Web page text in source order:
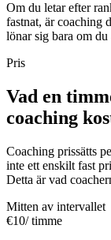
Om du letar efter
fastnat, är coaching
lönar sig bara om du
Pris
Vad en
coaching
Coaching prissätts
inte ett enskilt fast
Detta är vad
Mitten av intervallet
€10/ timme